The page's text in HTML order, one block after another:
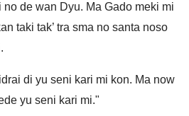
de wan Dyu. Ma Gado meki mi
taki tak’ tra sma no santa noso
di yu seni kari mi kon. Ma now
yu seni kari mi."